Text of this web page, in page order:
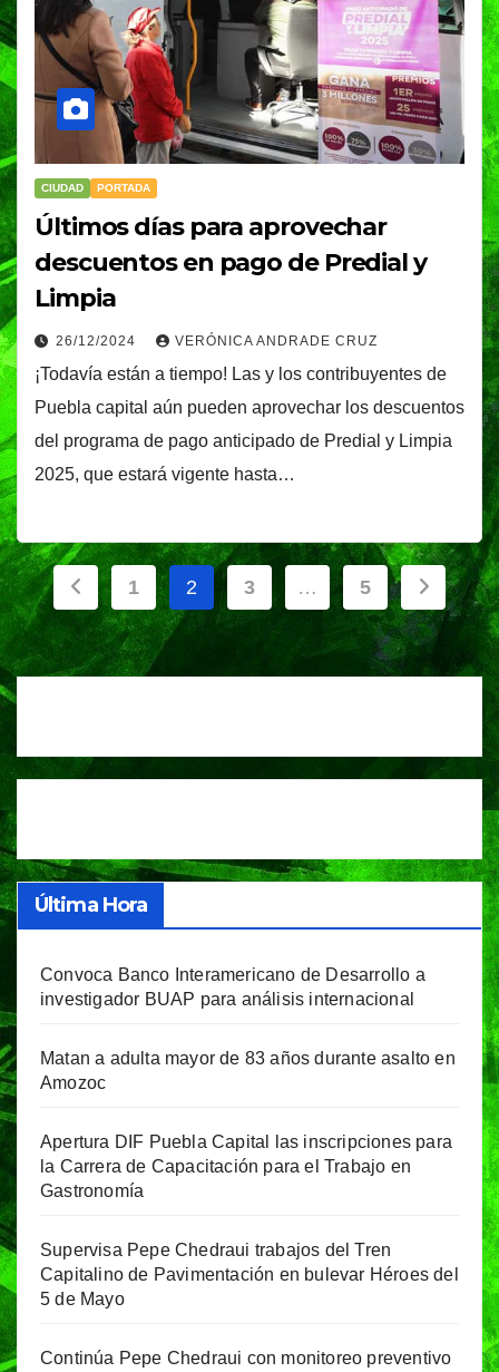
CIUDAD PORTADA
Últimos días para aprovechar
descuentos en pago de Predial y
Limpia
26/12/2024 VERÓNICA ANDRADE CRUZ
¡Todavía están a tiempo! Las y los contribuyentes de
Puebla capital aún pueden aprovechar los descuentos
del programa de pago anticipado de Predial y Limpia
2025, que estará vigente hasta…
Paginación
de
entradas
1 2 3 … 5
Última Hora
Convoca Banco Interamericano de Desarrollo a
investigador BUAP para análisis internacional
Matan a adulta mayor de 83 años durante asalto en
Amozoc
Apertura DIF Puebla Capital las inscripciones para
la Carrera de Capacitación para el Trabajo en
Gastronomía
Supervisa Pepe Chedraui trabajos del Tren
Capitalino de Pavimentación en bulevar Héroes del
5 de Mayo
Continúa Pepe Chedraui con monitoreo preventivo